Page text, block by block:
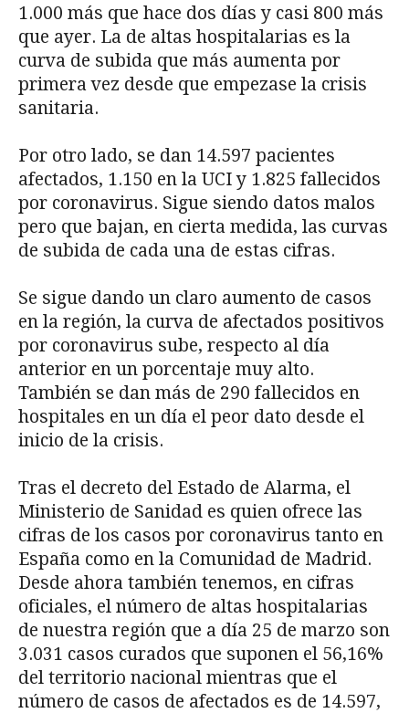
1.000 más que hace dos días y casi 800 más
que ayer. La de altas hospitalarias es la
curva de subida que más aumenta por
primera vez desde que empezase la crisis
sanitaria.
Por otro lado, se dan 14.597 pacientes
afectados, 1.150 en la UCI y 1.825 fallecidos
por coronavirus. Sigue siendo datos malos
pero que bajan, en cierta medida, las curvas
de subida de cada una de estas cifras.
Se sigue dando un claro aumento de casos
en la región, la curva de afectados positivos
por coronavirus sube, respecto al día
anterior en un porcentaje muy alto.
También se dan más de 290 fallecidos en
hospitales en un día el peor dato desde el
inicio de la crisis.
Tras el decreto del Estado de Alarma, el
Ministerio de Sanidad es quien ofrece las
cifras de los casos por coronavirus tanto en
España como en la Comunidad de Madrid.
Desde ahora también tenemos, en cifras
oficiales, el número de altas hospitalarias
de nuestra región que a día 25 de marzo son
3.031 casos curados que suponen el 56,16%
del territorio nacional mientras que el
número de casos de afectados es de 14.597,